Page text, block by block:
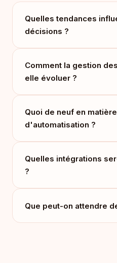
Quelles tendances
décisions ?
Comment la gestion
elle évoluer ?
Quoi de neuf en matière
d'automatisation ?
Quelles intégrations
?
Que peut-on attendre